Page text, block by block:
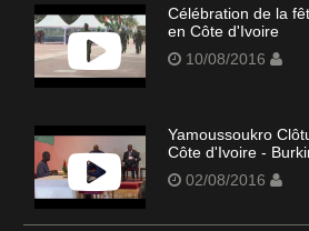
Célébration de la
en Côte d'Ivoire
10/08/2016
Yamoussoukro
Côte d'Ivoire -
02/08/2016